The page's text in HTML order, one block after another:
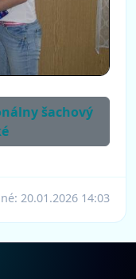
šachový
20.01.2026 14:03